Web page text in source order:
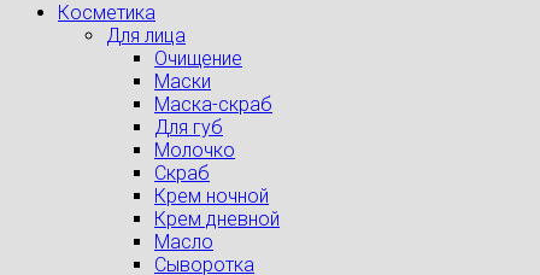
Косметика
Для лица
Очищение
Маски
Маска-скраб
Для губ
Молочко
Скраб
Крем ночной
Крем дневной
Масло
Сыворотка